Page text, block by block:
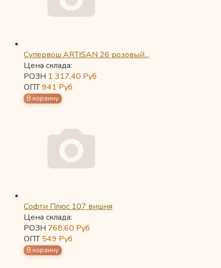
Супервош ARTISAN 26 розовый...
Цена склада:
РОЗН 1 317,40 Руб
ОПТ941 Руб
Софти Плюс 107 вишня
Цена склада:
РОЗН 768,60 Руб
ОПТ549 Руб